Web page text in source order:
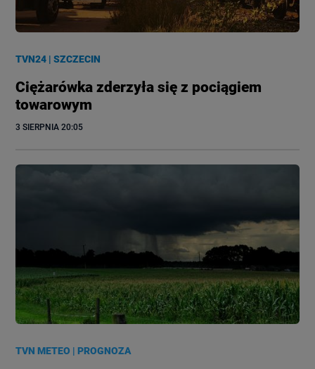
TVN24 |SZCZECIN
Ciężarówka zderzyła się z pociągiem
towarowym
3 SIERPNIA 20:05
TVN METEO |PROGNOZA